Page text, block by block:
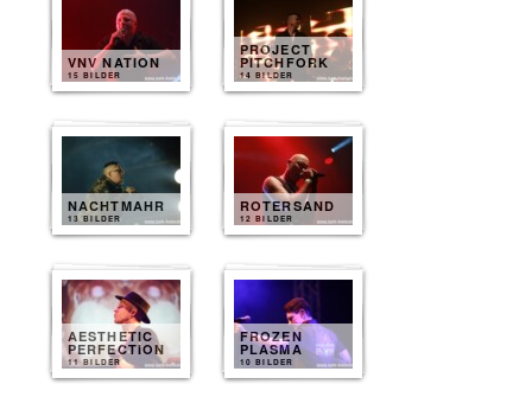
VNV NATION
15 BILDER
PROJECT
PITCHFORK
14 BILDER
NACHTMAHR
13 BILDER
ROTERSAND
12 BILDER
AESTHETIC
PERFECTION
11 BILDER
FROZEN
PLASMA
10 BILDER